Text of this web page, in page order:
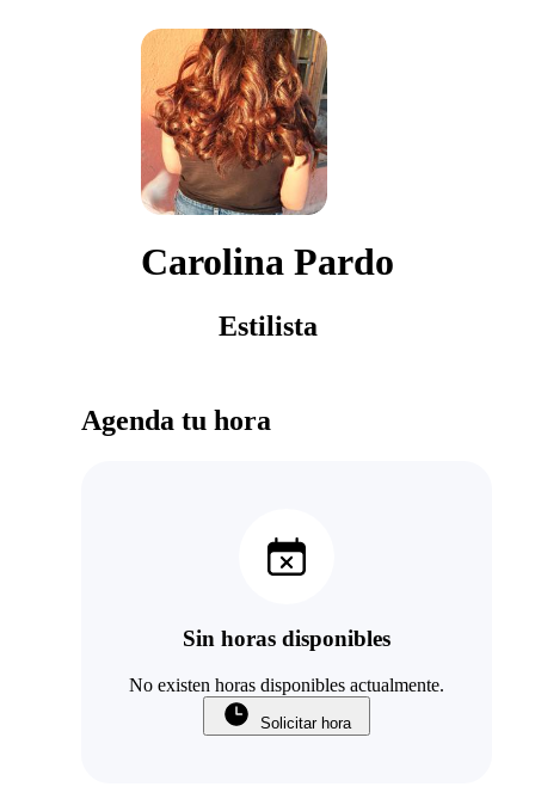
Carolina Pardo
Estilista
Agenda tu hora
Sin horas disponibles
No existen horas disponibles actualmente.
Solicitar hora